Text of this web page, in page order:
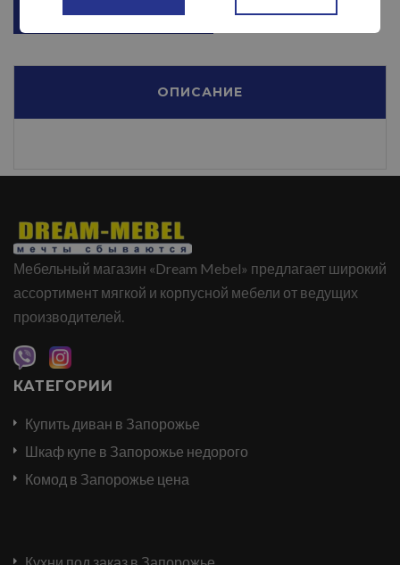
ДОБАВИТЬ В КОРЗИНУ
ОПИСАНИЕ
Мебельный магазин «Dream Mebel» предлагает широкий
ассортимент мягкой и корпусной мебели от ведущих
производителей.
КАТЕГОРИИ
Купить диван в Запорожье
Шкаф купе в Запорожье недорого
Комод в Запорожье цена
Кухни под заказ в Запорожье